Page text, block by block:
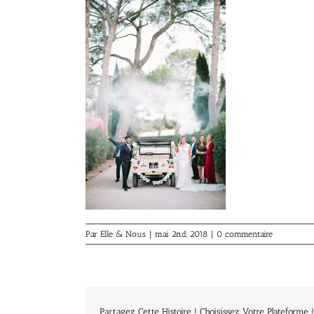
Par Elle & Nous mai 2nd, 2018 0 commentaire
Partagez Cette Histoire ! Choisissez Votre Plateforme !